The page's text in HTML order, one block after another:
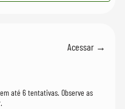
Acessar →
até 6 tentativas. Observe as